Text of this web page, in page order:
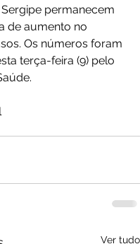
permanecem
de aumento no
Os números foram
terça-feira (9) pelo
Ver tudo